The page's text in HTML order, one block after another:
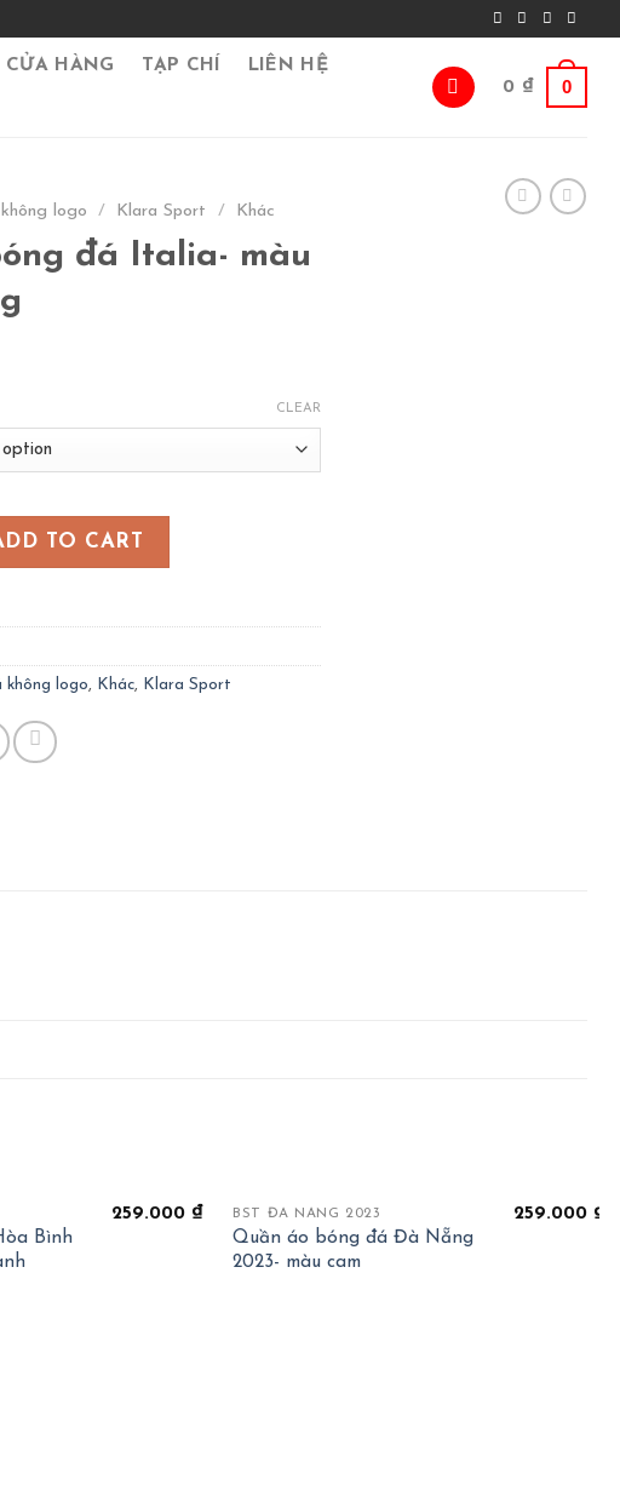
CỬA HÀNG TẠP CHÍ LIÊN HỆ
0 ₫ 0
logo / Klara Sport / Khác
đá Italia- màu
CLEAR
màu xanh dương quantity
TO CART
không logo, Khác, Klara Sport
Bình
259.000 ₫ BST ĐÀ NẴNG 2023
Quần áo bóng đá Đà Nẵng
2023- màu cam
259.000 ₫